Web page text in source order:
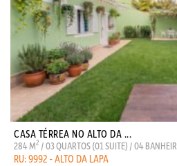
CASA TÉRREA NO ALTO DA ...
284 M2 / 03 QUARTOS (01 SUITE) / 04
RU: 9992 - ALTO DA LAPA